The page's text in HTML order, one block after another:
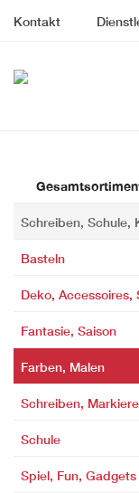
Kontakt
Schreiben, Schule,
Basteln
Deko, Accessoires,
Fantasie, Saison
Farben, Malen
Schreiben,
Schule
Spiel, Fun, Gadgets